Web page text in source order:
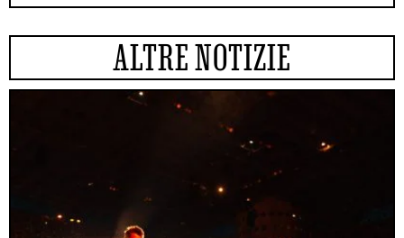
ALTRE NOTIZIE